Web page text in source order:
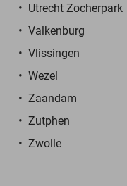
Utrecht Zocherpark
Valkenburg
Vlissingen
Wezel
Zaandam
Zutphen
Zwolle